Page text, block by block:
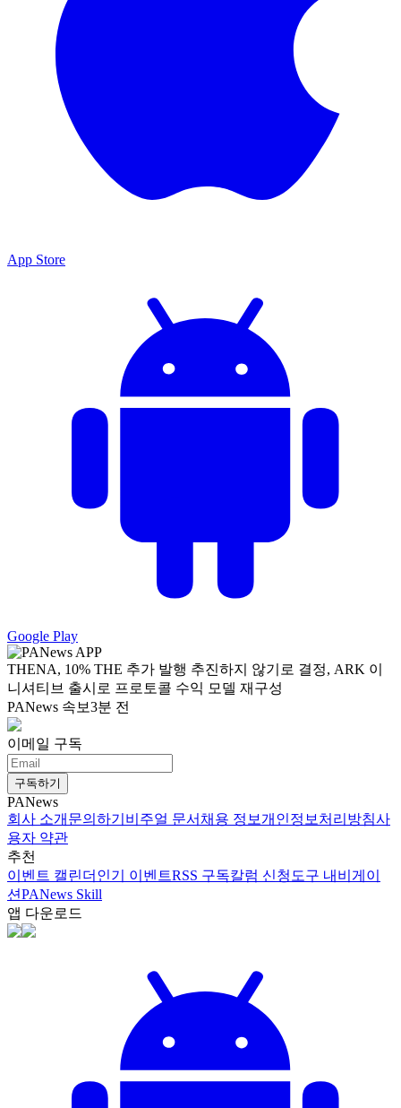
App Store
Google Play
THENA, 10% THE 추가 발행 추진하지 않기로 결정, ARK 이
니셔티브 출시로 프로토콜 수익 모델 재구성
PANews 속보3분 전
이메일 구독
구독하기
PANews
회사 소개 문의하기 비주얼 문서채용 정보개인정보처리방침사
용자 약관
추천
이벤트 캘린더 인기 이벤트RSS 구독칼럼 신청도구 내비게이
션PANews Skill
앱 다운로드